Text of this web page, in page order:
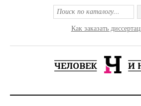
Как заказать